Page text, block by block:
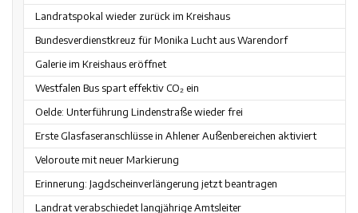
Landratspokal wieder zurück im Kreishaus
Bundesverdienstkreuz für Monika Lucht aus Warendorf
Galerie im Kreishaus eröffnet
Westfalen Bus spart effektiv CO₂ ein
Oelde: Unterführung Lindenstraße wieder frei
Erste Glasfaseranschlüsse in Ahlener Außenbereichen aktiviert
Veloroute mit neuer Markierung
Erinnerung: Jagdscheinverlängerung jetzt beantragen
Landrat verabschiedet langjährige Amtsleiter